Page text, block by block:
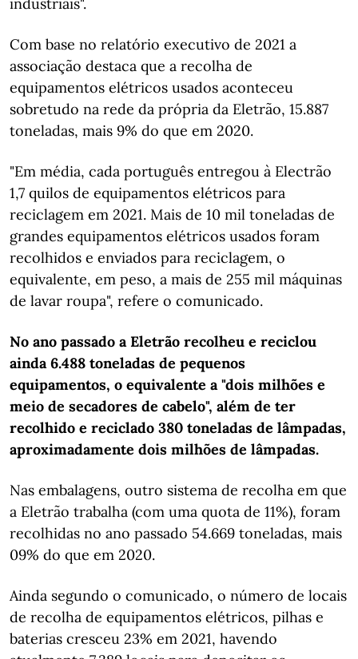
Com base no relatório executivo de 2021 a
associação destaca que a recolha de
equipamentos elétricos usados aconteceu
sobretudo na rede da própria da Eletrão, 15.887
toneladas, mais 9% do que em 2020.
"Em média, cada português entregou à Electrão
1,7 quilos de equipamentos elétricos para
reciclagem em 2021. Mais de 10 mil toneladas de
grandes equipamentos elétricos usados foram
recolhidos e enviados para reciclagem, o
equivalente, em peso, a mais de 255 mil máquinas
de lavar roupa", refere o comunicado.
No ano passado a Eletrão recolheu e reciclou
ainda 6.488 toneladas de pequenos
equipamentos, o equivalente a "dois milhões e
meio de secadores de cabelo", além de ter
recolhido e reciclado 380 toneladas de lâmpadas,
aproximadamente dois milhões de lâmpadas.
Nas embalagens, outro sistema de recolha em que
a Eletrão trabalha (com uma quota de 11%), foram
recolhidas no ano passado 54.669 toneladas, mais
09% do que em 2020.
Ainda segundo o comunicado, o número de locais
de recolha de equipamentos elétricos, pilhas e
baterias cresceu 23% em 2021, havendo